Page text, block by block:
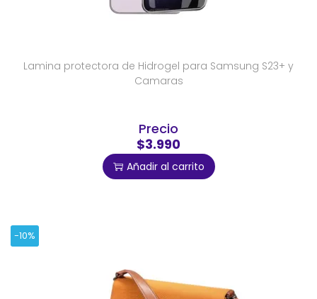
Lamina protectora de Hidrogel para Samsung S23+ y
Camaras
Precio
$3.990
Añadir al carrito
-10%